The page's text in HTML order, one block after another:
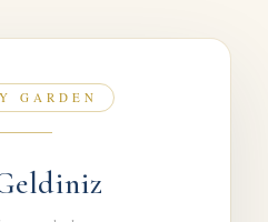
& Wine House
GARDEN